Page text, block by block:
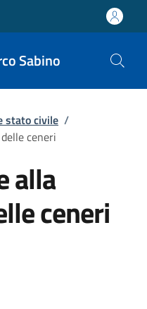
Sabino
stato civile /
ceneri
alla
ceneri